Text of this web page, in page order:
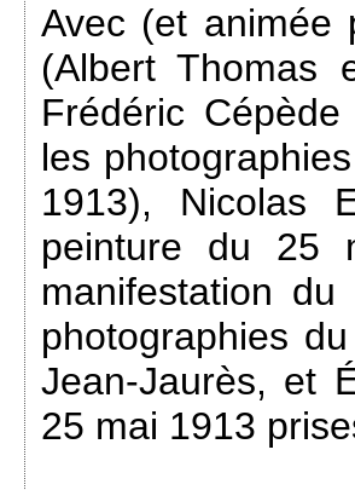
Avec (et animée
(Albert Thomas
Frédéric
les
1913), Nicolas
peinture du 25
manifestation
photographies
Jean-Jaurès, et
25 mai 1913